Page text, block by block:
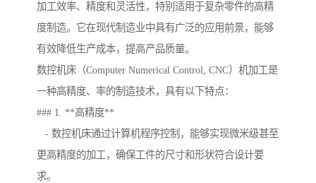
加工效率、精度和灵活性，特别适用于复杂零件的高精
度制造。它在现代制造业中具有广泛的应用前景，能够
有效降低生产成本，提高产品质量。
数控机床（Computer Numerical Control, CNC）机加工是
一种高精度、率的制造技术，具有以下特点：
### 1. **高精度**
- 数控机床通过计算机程序控制，能够实现微米级甚至
更高精度的加工，确保工件的尺寸和形状符合设计要
求。